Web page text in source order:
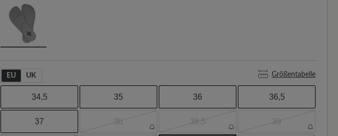
EU UK Größentabelle
34,5 35 36 36,5
37 38 38.5 39